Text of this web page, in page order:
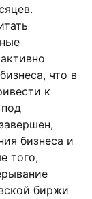
что в
к
бизнеса и
того,
биржи